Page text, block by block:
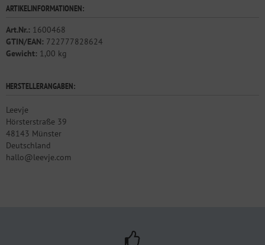
ARTIKELINFORMATIONEN:
Art.Nr.: 1600468
GTIN/EAN: 722777828624
Gewicht: 1,00 kg
HERSTELLERANGABEN:
Leevje
Hörsterstraße 39
48143 Münster
Deutschland
hallo@leevje.com